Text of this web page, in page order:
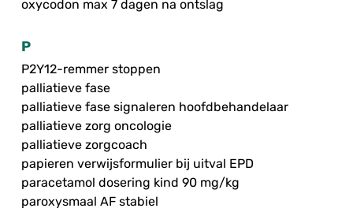
oxycodon max 7 dagen na ontslag
P
P2Y12-remmer stoppen
palliatieve fase
palliatieve fase signaleren hoofdbehandelaar
palliatieve zorg oncologie
palliatieve zorgcoach
papieren verwijsformulier bij uitval EPD
paracetamol dosering kind 90 mg/kg
paroxysmaal AF stabiel